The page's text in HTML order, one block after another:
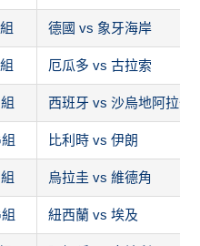
德國 vs 象牙海岸
厄瓜多 vs 古拉索
西班牙 vs 沙烏地阿拉伯
比利時 vs 伊朗
烏拉圭 vs 維德角
紐西蘭 vs 埃及